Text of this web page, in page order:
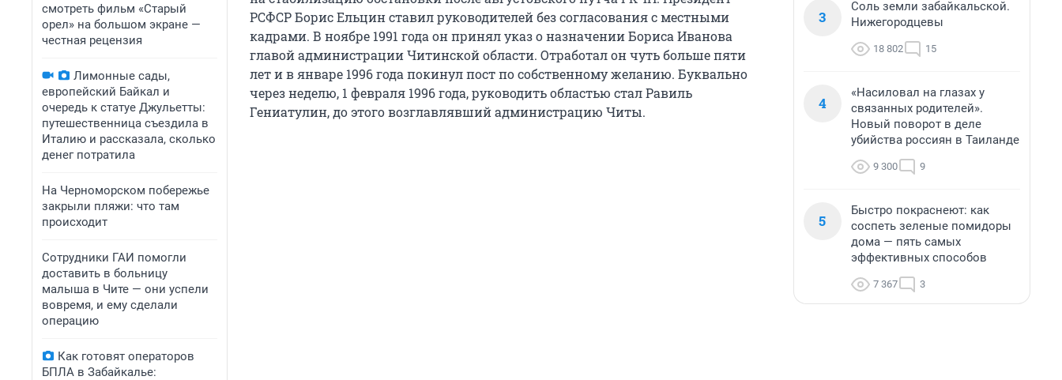
смотреть фильм «Старый
орел» на большом экране —
честная рецензия
Лимонные сады,
европейский Байкал и
очередь к статуе Джульетты:
путешественница съездила в
Италию и рассказала, сколько
денег потратила
На Черноморском побережье
закрыли пляжи: что там
происходит
Сотрудники ГАИ помогли
доставить в больницу
малыша в Чите — они успели
вовремя, и ему сделали
операцию
Как готовят операторов
БПЛА в Забайкалье:
РСФСР Борис Ельцин ставил руководителей без согласования с местными
кадрами. В ноябре 1991 года он принял указ о назначении Бориса Иванова
главой администрации Читинской области. Отработал он чуть больше пяти
лет и в январе 1996 года покинул пост по собственному желанию. Буквально
через неделю, 1 февраля 1996 года, руководить областью стал Равиль
Гениатулин, до этого возглавлявший администрацию Читы.
3
Соль земли забайкальской.
Нижегородцевы
18 802 15
4
«Насиловал на глазах у
связанных родителей».
Новый поворот в деле
убийства россиян в Таиланде
9 300 9
5
Быстро покраснеют: как
соспеть зеленые помидоры
дома — пять самых
эффективных способов
7 367 3